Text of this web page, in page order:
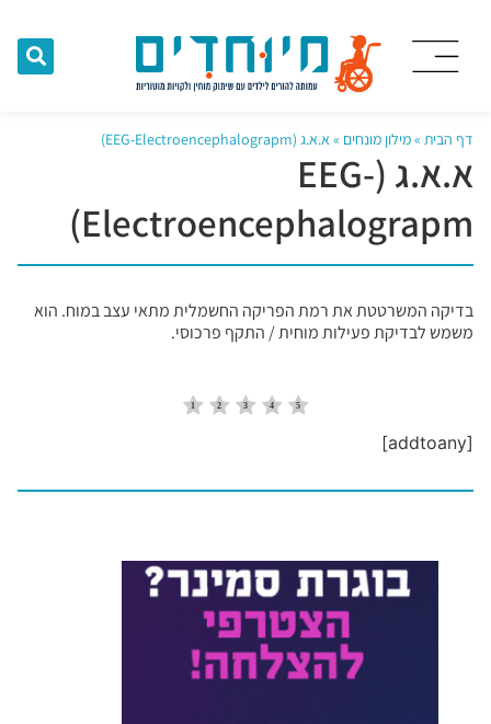
דף הבית »מילון מונחים » א.א.ג (EEG-Electroencephalograpm)
א.א.ג (EEG-
Electroencephalograpm)
בדיקה המשרטטת את רמת הפריקה החשמלית מתאי עצב במוח. הוא
משמש לבדיקת פעילות מוחית / התקף פרכוסי.
[addtoany]